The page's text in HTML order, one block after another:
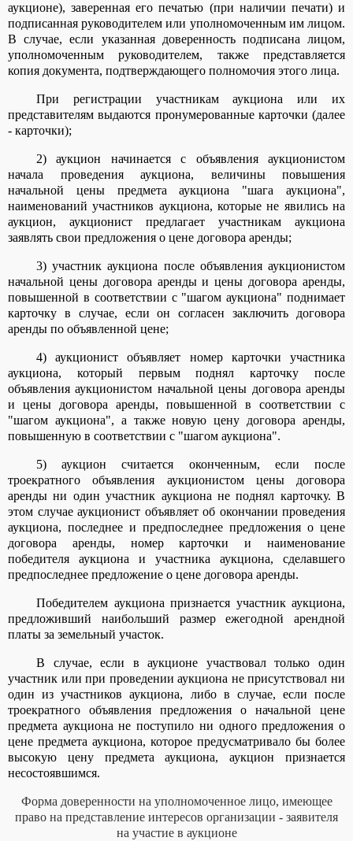
аукционе), заверенная его печатью (при наличии печати) и
подписанная руководителем или уполномоченным им лицом.
В случае, если указанная доверенность подписана лицом,
уполномоченным руководителем, также представляется
копия документа, подтверждающего полномочия этого лица.
При регистрации участникам аукциона или их
представителям выдаются пронумерованные карточки (далее
- карточки);
2) аукцион начинается с объявления аукционистом
начала проведения аукциона, величины повышения
начальной цены предмета аукциона "шага аукциона",
наименований участников аукциона, которые не явились на
аукцион, аукционист предлагает участникам аукциона
заявлять свои предложения о цене договора аренды;
3) участник аукциона после объявления аукционистом
начальной цены договора аренды и цены договора аренды,
повышенной в соответствии с "шагом аукциона" поднимает
карточку в случае, если он согласен заключить договора
аренды по объявленной цене;
4) аукционист объявляет номер карточки участника
аукциона, который первым поднял карточку после
объявления аукционистом начальной цены договора аренды
и цены договора аренды, повышенной в соответствии с
"шагом аукциона", а также новую цену договора аренды,
повышенную в соответствии с "шагом аукциона".
5) аукцион считается оконченным, если после
троекратного объявления аукционистом цены договора
аренды ни один участник аукциона не поднял карточку. В
этом случае аукционист объявляет об окончании проведения
аукциона, последнее и предпоследнее предложения о цене
договора аренды, номер карточки и наименование
победителя аукциона и участника аукциона, сделавшего
предпоследнее предложение о цене договора аренды.
Победителем аукциона признается участник аукциона,
предложивший наибольший размер ежегодной арендной
платы за земельный участок.
В случае, если в аукционе участвовал только один
участник или при проведении аукциона не присутствовал ни
один из участников аукциона, либо в случае, если после
троекратного объявления предложения о начальной цене
предмета аукциона не поступило ни одного предложения о
цене предмета аукциона, которое предусматривало бы более
высокую цену предмета аукциона, аукцион признается
несостоявшимся.
Форма доверенности на уполномоченное лицо, имеющее
право на представление интересов организации - заявителя
на участие в аукционе